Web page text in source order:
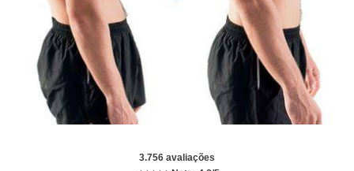
3.756 avaliações